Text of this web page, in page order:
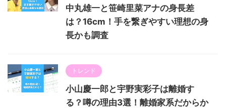
中丸雄一と笹崎里菜アナの身長差
は？16cm！手を繋ぎやすい理想の身
長かも調査
トレンド
小山慶一郎と宇野実彩子は離婚す
る？噂の理由3選！離婚家系だからか